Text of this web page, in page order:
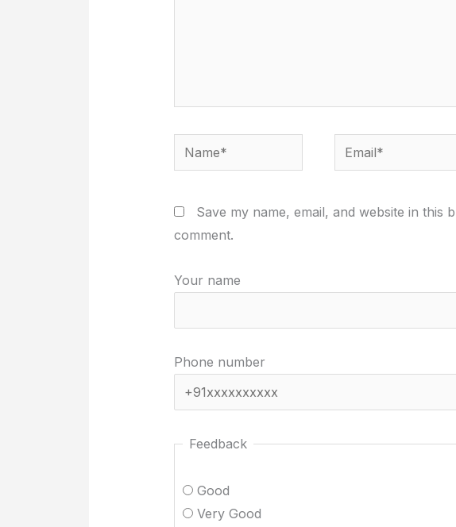
Name* Email*
Save my name, email, and website in this
comment.
Your name
Phone number
Feedback
Good
Very Good